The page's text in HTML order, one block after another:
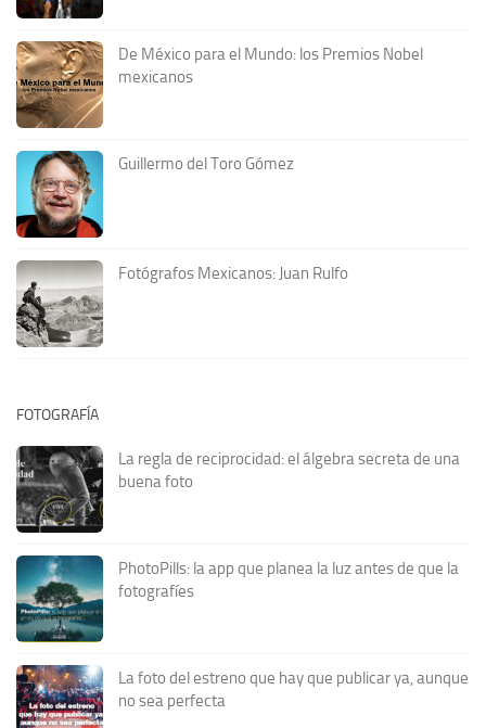
De México para el Mundo: los Premios Nobel
mexicanos
Guillermo del Toro Gómez
Fotógrafos Mexicanos: Juan Rulfo
FOTOGRAFÍA
La regla de reciprocidad: el álgebra secreta de una
buena foto
PhotoPills: la app que planea la luz antes de que la
fotografíes
La foto del estreno que hay que publicar ya, aunque
no sea perfecta